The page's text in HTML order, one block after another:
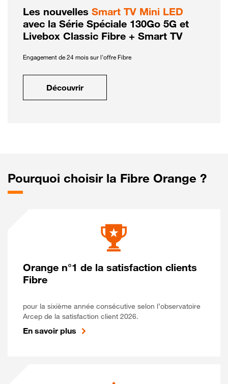
Les nouvelles Smart TV Mini LED
avec la Série Spéciale 130Go 5G et
Livebox Classic Fibre + Smart TV
Engagement de 24 mois sur l'offre Fibre
Découvrir
Pourquoi choisir la Fibre Orange ?
Orange n°1 de la satisfaction clients
Fibre
pour la sixième année consécutive selon l’observatoire
Arcep de la satisfaction client 2026.
En savoir plus